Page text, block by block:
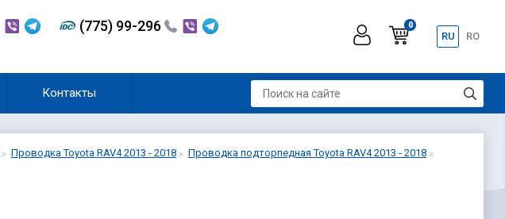
(775) 99-296
0
RU RO
Контакты
Проводка Toyota RAV4 2013 - 2018
Проводка подторпедная Toyota RAV4 2013 - 2018